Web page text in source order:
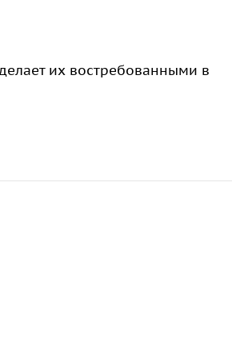
их востребованными в